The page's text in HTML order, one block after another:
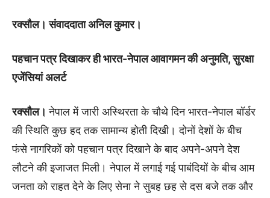
रक्सौल। संवाददाता अनिल कुमार।
पहचान पत्र दिखाकर ही भारत-नेपाल आवागमन की अनुमति, सुरक्षा
एजेंसियां अलर्ट
रक्सौल।नेपाल में जारी अस्थिरता के चौथे दिन भारत-नेपाल बॉर्डर
की स्थिति कुछ हद तक सामान्य होती दिखी। दोनों देशों के बीच
फंसे नागरिकों को पहचान पत्र दिखाने के बाद अपने-अपने देश
लौटने की इजाजत मिली। नेपाल में लगाई गई पाबंदियों के बीच आम
जनता को राहत देने के लिए सेना ने सुबह छह से दस बजे तक और